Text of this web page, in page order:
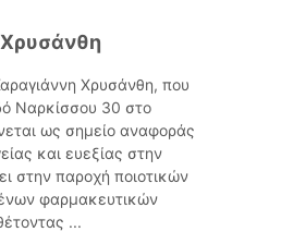
Χρυσάνθη, που
Ναρκίσσου 30 στο
ως σημείο αναφοράς
και ευεξίας στην
στην παροχή ποιοτικών
φαρμακευτικών
...